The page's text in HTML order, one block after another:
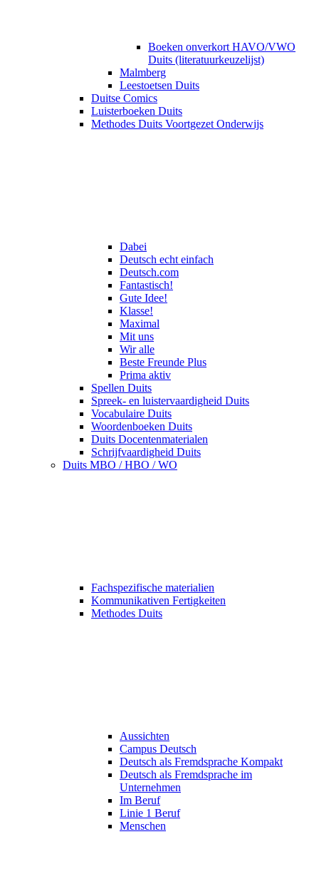
Boeken onverkort HAVO/VWO
Duits (literatuurkeuzelijst)
Malmberg
Leestoetsen Duits
Duitse Comics
Luisterboeken Duits
Methodes Duits Voortgezet Onderwijs
Dabei
Deutsch echt einfach
Deutsch.com
Fantastisch!
Gute Idee!
Klasse!
Maximal
Mit uns
Wir alle
Beste Freunde Plus
Prima aktiv
Spellen Duits
Spreek- en luistervaardigheid Duits
Vocabulaire Duits
Woordenboeken Duits
Duits Docentenmaterialen
Schrijfvaardigheid Duits
Duits MBO / HBO / WO
Fachspezifische materialien
Kommunikativen Fertigkeiten
Methodes Duits
Aussichten
Campus Deutsch
Deutsch als Fremdsprache Kompakt
Deutsch als Fremdsprache im
Unternehmen
Im Beruf
Linie 1 Beruf
Menschen